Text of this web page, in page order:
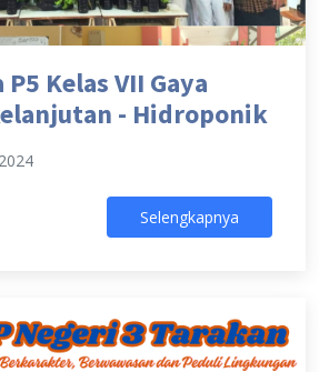
Kelas VII Gaya
- Hidroponik
Selengkapnya